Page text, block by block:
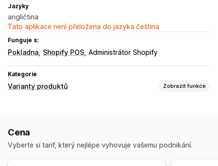
Jazyky
angličtina
Tato aplikace není přeložena do jazyka čeština
Funguje s:
Pokladna Shopify POS Administrátor Shopify
Kategorie
Varianty produktů Zobrazit funkce
Rozevírací nabídky
Čísla Přepínače Vlastní text Dárkové balení
Cena
Vyberte si tarif, který nejlépe vyhovuje vašemu podnikání.